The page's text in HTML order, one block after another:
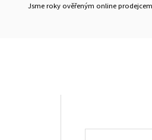
Jsme roky ověřeným online prodejcem